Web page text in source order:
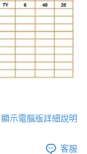
顯示電腦版詳細說明
客服